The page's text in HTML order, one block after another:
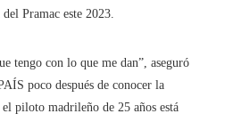
Pramac este 2023.
tengo con lo que me dan”, aseguró
poco después de conocer la
piloto madrileño de 25 años está